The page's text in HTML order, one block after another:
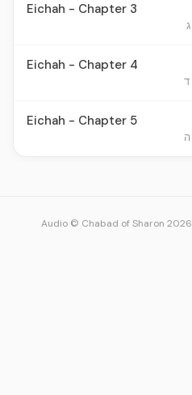
Eichah - Chapter 3
Eichah - Chapter 4
Eichah - Chapter 5
Audio © Chabad of Sharon 2026